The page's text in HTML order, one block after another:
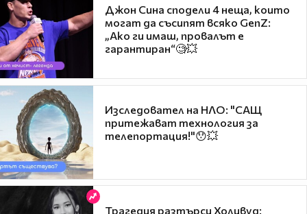
Джон Сина сподели 4 неща, които
могат да съсипят всяко GenZ:
„Ако ги имаш, провалът е
гарантиран“🧐💥
Изследовател на НЛО: "САЩ
притежават технология за
телепортация!"😯💥
Трагедия разтърси Холивуд: